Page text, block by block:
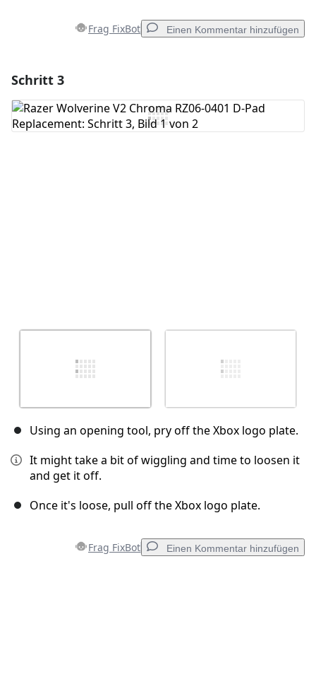
Frag FixBot Einen Kommentar hinzufügen
Kommentar hinzufügen
Schritt 3
Using an opening tool, pry off the Xbox logo plate.
It might take a bit of wiggling and time to loosen it
and get it off.
Once it's loose, pull off the Xbox logo plate.
Frag FixBot Einen Kommentar hinzufügen